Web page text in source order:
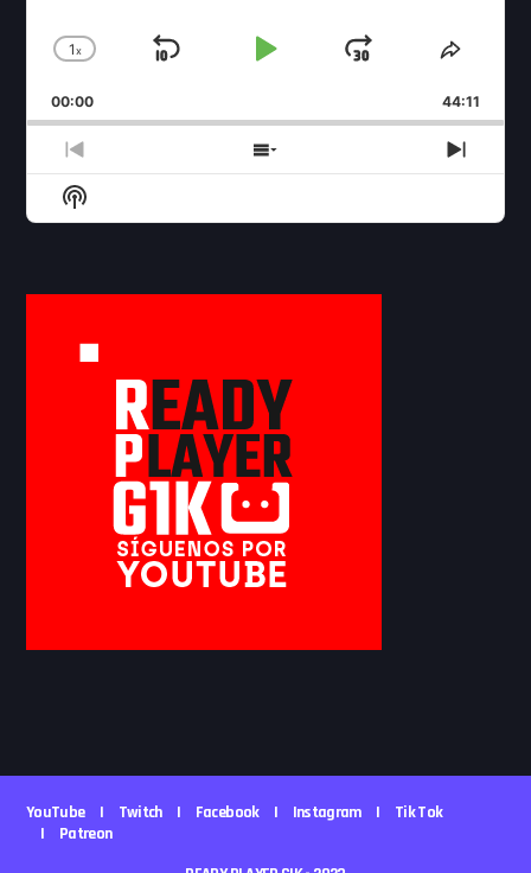
Change
Rate
1x
Skip
Play
Jump
Forward
Share
00:00 44:11
Previous
Episode
Show
Episodes
Next
Show
Podcast
YouTube Twitch Facebook Instagram
Tik Tok
Patreon